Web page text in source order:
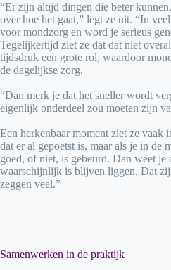
“Er zijn altijd dingen die beter
over hoe het gaat,” legt ze uit. “In
voor mondzorg en word je serieus
Tegelijkertijd ziet ze dat dat niet
tijdsdruk een grote rol, waardoor
de dagelijkse zorg.
“Dan merk je dat het sneller wordt
eigenlijk onderdeel zou moeten zijn
Een herkenbaar moment ziet ze vaak
dat er al gepoetst is, maar als je in de
goed, of niet, is gebeurd. Dan weet je
waarschijnlijk is blijven liggen. Dat
zeggen veel.”
Samenwerken in de praktijk